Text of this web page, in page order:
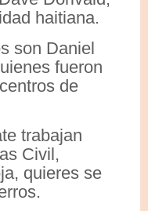
haitiana.
son Daniel
fueron
de
trabajan
Civil,
quieres se